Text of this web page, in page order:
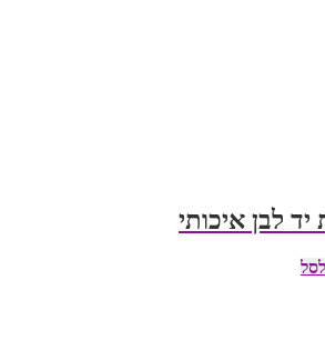
לבן איכותי